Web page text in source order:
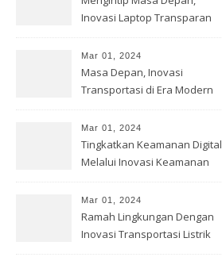
Inovasi Laptop Transparan
Mar 01, 2024
Masa Depan, Inovasi
Transportasi di Era Modern
Mar 01, 2024
Tingkatkan Keamanan Digital
Melalui Inovasi Keamanan
Mar 01, 2024
Ramah Lingkungan Dengan
Inovasi Transportasi Listrik